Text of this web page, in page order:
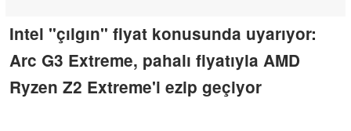
Intel "çılgın" fiyat konusunda uyarıyor:
Arc G3 Extreme, pahalı fiyatıyla AMD
Ryzen Z2 Extreme'i ezip geçiyor